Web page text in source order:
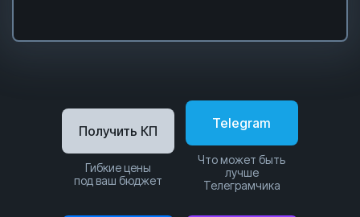
Telegram
Что может быть
лучше
Телеграмчика
Получить КП
Гибкие цены
под ваш бюджет